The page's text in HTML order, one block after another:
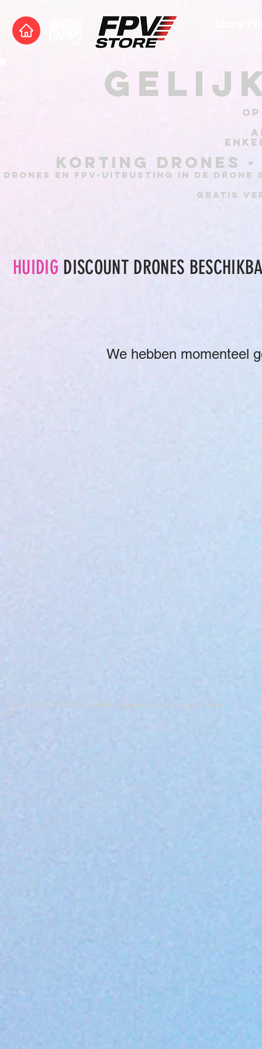
KORTING DRONES
drones en fpv-uitrusting in de drone
GRATIS
HUIDIG DISCOUNT DRONES
We hebben momenteel
Copyright 2022-23 ® Alle rechten voorbehouden door Drone Camps
RC.